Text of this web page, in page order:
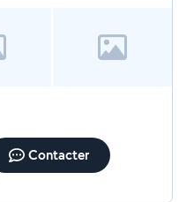
Contacter